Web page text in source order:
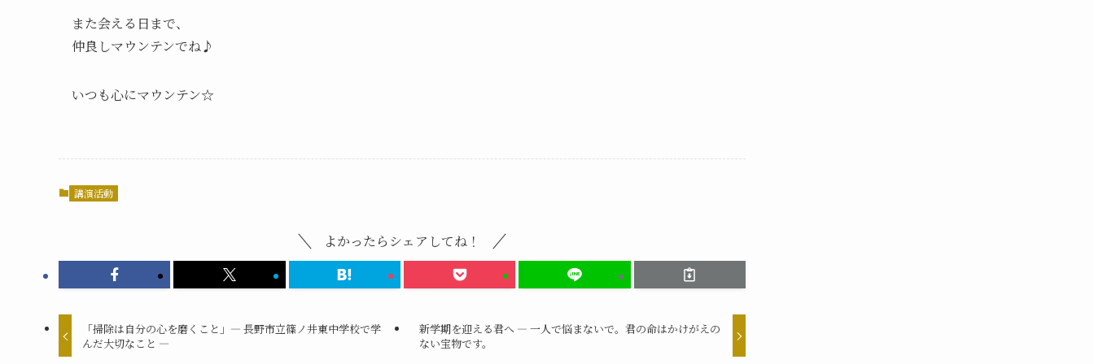
また会える日まで、
仲良しマウンテンでね♪
いつも心にマウンテン☆
講演活動
よかったらシェアしてね！
「掃除は自分の心を磨くこと」― 長野市立篠ノ井東中学校で学
んだ大切なこと ―
新学期を迎える君へ ― 一人で悩まないで。君の命はかけがえの
ない宝物です。